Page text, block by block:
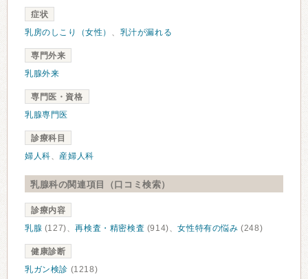
症状
乳房のしこり（女性） 、 乳汁が漏れる
専門外来
乳腺外来
専門医・資格
乳腺専門医
診療科目
婦人科、 産婦人科
乳腺科の関連項目（口コミ検索）
診療内容
乳腺 (127)、再検査・精密検査 (914)、女性特有の悩み (248)
健康診断
乳ガン検診 (1218)